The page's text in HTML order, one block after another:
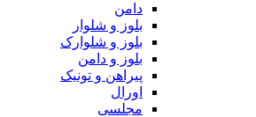
دامن
بلوز و شلوار
بلوز و شلوارک
بلوز و دامن
پیراهن و تونیک
اورال
مجلسی